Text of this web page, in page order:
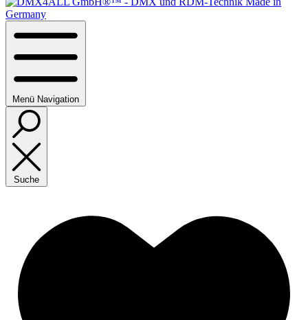
Menü Navigation
Suche